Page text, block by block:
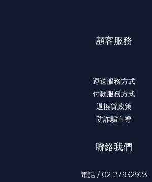
顧客服務
運送服務方式
付款服務方式
退換貨政策
防詐騙宣導
聯絡我們
電話 / 02-27932923